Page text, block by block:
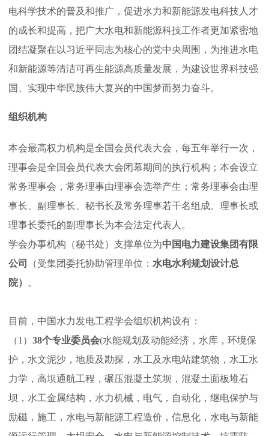
普
及
务
政
策
法
规
党
群
电科学技术的普及和推广，促进水力和新能源发电科技人才
的成长和提高，把广大水电和新能源科技工作者更加紧密地
团结凝聚在以习近平同志为核心的党中央周围，为推进水电
和新能源等清洁可再生能源高质量发展，为建设世界科技强
国、 实现中华民族伟大复兴的中国梦而努力奋斗。
组织机构
本会最高权力机构是全国会员代表大会，每五年举行一次，
理事会是全国会员代表大会闭幕期间的执行机构；本会设立
常务理事会，常务理事由理事会选举产生；常务理事会由理
事长、副理事长、秘书长及常务理事若干名组成。理事长或
理事长委托的副理事长为本会法定代表人。
学会办事机构（秘书处）支撑单位为中国电力建设集团有限
公司
（受集团委托协助管理单位： 水电水利规划设计总
院）
。
目前，中国水力发电工程学会组织机构设有：
（1） 38个专业委员会(水能规划及动能经济，水库，环境保
护，水文泥沙，地质及勘探，水工及水电站建筑物，水工水
力学，高坝通航工程，碾压混凝土筑坝，混凝土面板堆石
坝，水工金属结构，水力机械，电气，自动化，继电保护与
励磁，施工，水电与新能源工程造价，信息化，水电与新能